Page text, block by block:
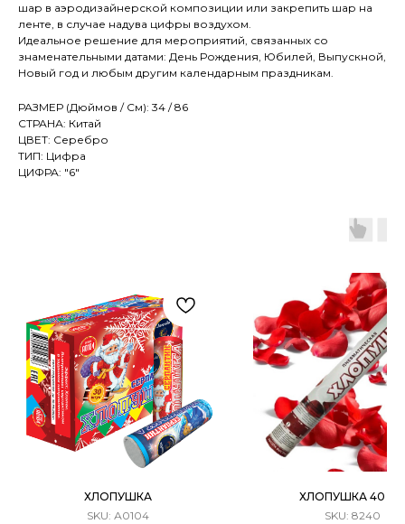
шар в аэродизайнерской композиции или закрепить шар на
ленте, в случае надува цифры воздухом.
Идеальное решение для мероприятий, связанных со
знаменательными датами: День Рождения, Юбилей, Выпускной,
Новый год и любым другим календарным праздникам.
РАЗМЕР (Дюймов / См): 34 / 86
СТРАНА: Китай
ЦВЕТ: Серебро
ТИП: Цифра
ЦИФРА: "6"
ХЛОПУШКА
SKU: А0104
ХЛОПУШКА 40 СМ
SKU: 8240